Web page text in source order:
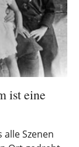
ist eine
Szenen